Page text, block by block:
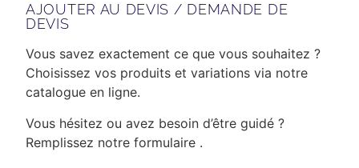
AJOUTER AU DEVIS / DEMANDE DE
DEVIS
Vous savez exactement ce que vous souhaitez ?
Choisissez vos produits et variations via notre
catalogue en ligne.
Vous hésitez ou avez besoin d’être guidé ?
Remplissez notre formulaire .